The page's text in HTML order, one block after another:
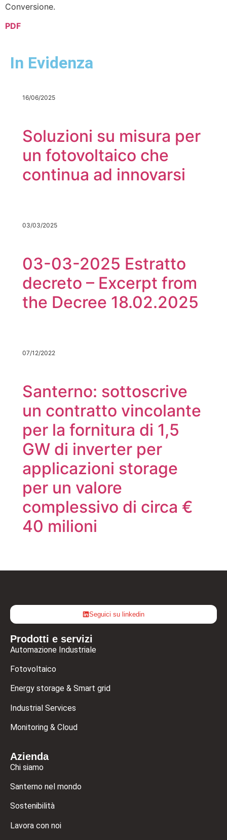
Conversione.
PDF
In Evidenza
16/06/2025
Soluzioni su misura per
un fotovoltaico che
continua ad innovarsi
03/03/2025
03-03-2025 Estratto
decreto – Excerpt from
the Decree 18.02.2025
07/12/2022
Santerno: sottoscrive
un contratto vincolante
per la fornitura di 1,5
GW di inverter per
applicazioni storage
per un valore
complessivo di circa €
40 milioni
Seguici su linkedin
Prodotti e servizi
Automazione Industriale
Fotovoltaico
Energy storage & Smart grid
Industrial Services
Monitoring & Cloud
Azienda
Chi siamo
Santerno nel mondo
Sostenibilità
Lavora con noi